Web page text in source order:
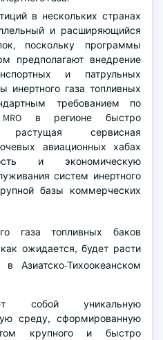
в нескольких странах
и расширяющийся
поскольку программы
предполагают внедрение
и патрульных
инертного газа топливных
требованием по
в регионе быстро
сервисная
авиационных хабах
и экономическую
систем инертного
базы коммерческих
газа топливных баков
ожидается, будет расти
Азиатско-Тихоокеанском
собой уникальную
среду, сформированную
крупного и быстро